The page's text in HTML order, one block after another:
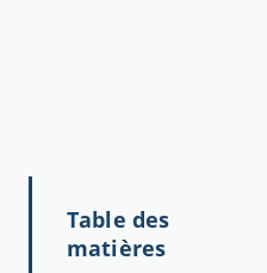
Table des
matières